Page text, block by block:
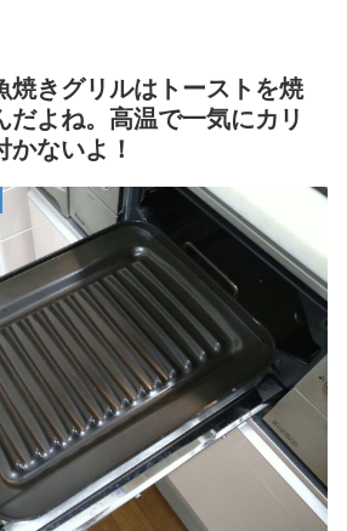
焼きグリルはトーストを焼
だよね。高温で一気にカリ
かないよ！